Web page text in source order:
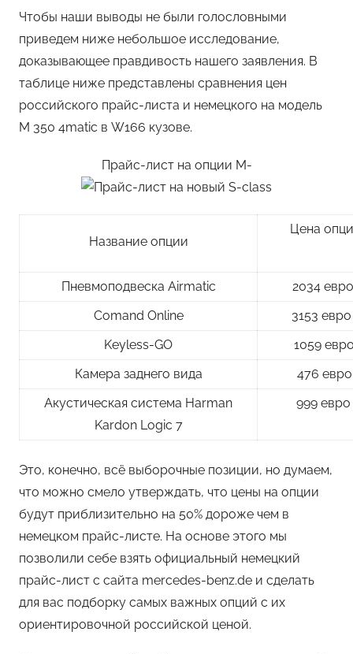
Чтобы наши выводы не были голословными
приведем ниже небольшое исследование,
доказывающее правдивость нашего заявления. В
таблице ниже представлены сравнения цен
российского прайс-листа и немецкого на модель
M 350 4matic в W166 кузове.
Прайс-лист на опции M-
Название опции
Цена
Пневмоподвеска Airmatic
2034
Comand Online
3153
Keyless-GO
1059
Камера заднего вида
476
Акустическая система Harman
Kardon Logic 7
999
Это, конечно, всё выборочные позиции, но думаем,
что можно смело утверждать, что цены на опции
будут приблизительно на 50% дороже чем в
немецком прайс-листе. На основе этого мы
позволили себе взять официальный немецкий
прайс-лист с сайта mercedes-benz.de и сделать
для вас подборку самых важных опций с их
ориентировочной российской ценой.